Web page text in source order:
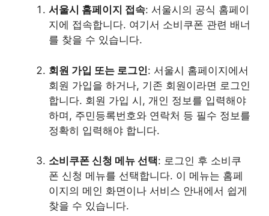
서울시 홈페이지 접속: 서울시의 공식 홈페이
지에 접속합니다. 여기서 소비쿠폰 관련 배너
를 찾을 수 있습니다.
회원 가입 또는 로그인: 서울시 홈페이지에서
회원 가입을 하거나, 기존 회원이라면 로그인
합니다. 회원 가입 시, 개인 정보를 입력해야
하며, 주민등록번호와 연락처 등 필수 정보를
정확히 입력해야 합니다.
소비쿠폰 신청 메뉴 선택: 로그인 후 소비쿠
폰 신청 메뉴를 선택합니다. 이 메뉴는 홈페
이지의 메인 화면이나 서비스 안내에서 쉽게
찾을 수 있습니다.